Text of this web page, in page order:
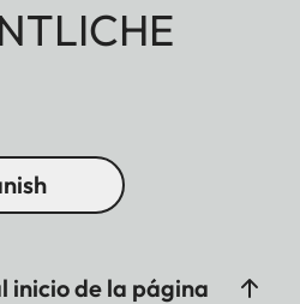
inicio de la página